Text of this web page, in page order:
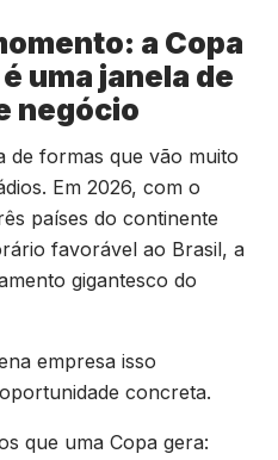
a Copa
uma janela de
negócio
de formas que vão muito
Em 2026, com o
países do continente
favorável ao Brasil, a
gigantesco do
empresa isso
concreta.
que uma Copa gera: